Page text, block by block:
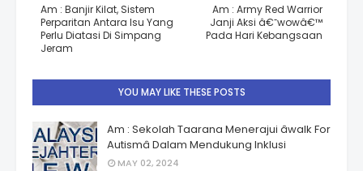
Am : Army Red Warrior
Janji Aksi â€˜wowâ€™
Pada Hari Kebangsaan
Am : Banjir Kilat, Sistem
Perparitan Antara Isu Yang
Perlu Diatasi Di Simpang
Jeram
YOU MAY LIKE THESE POSTS
Am : Sekolah Taarana Menerajui âwalk For
Autismâ Dalam Mendukung Inklusi
MAY 02, 2024